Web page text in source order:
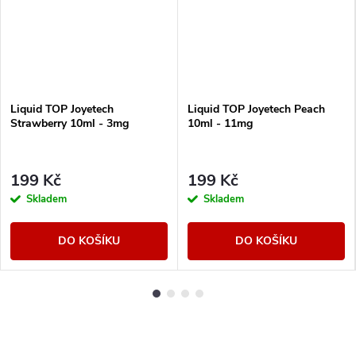
Liquid TOP Joyetech
Strawberry 10ml - 3mg
199 Kč
Skladem
DO KOŠÍKU
Liquid TOP Joyetech Peach
10ml - 11mg
199 Kč
Skladem
DO KOŠÍKU